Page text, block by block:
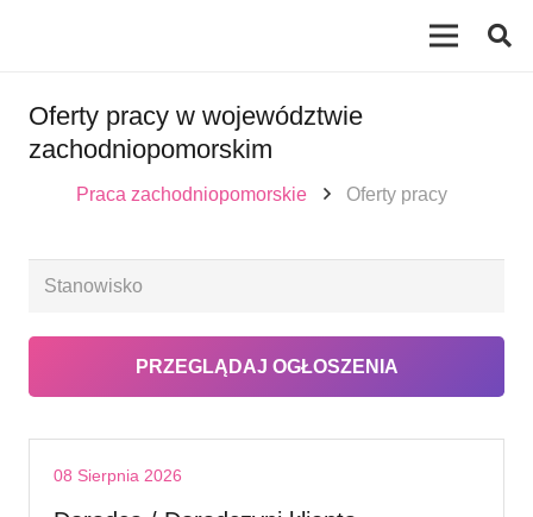
Oferty pracy w województwie
zachodniopomorskim
Praca zachodniopomorskie Oferty pracy
08 Sierpnia 2026